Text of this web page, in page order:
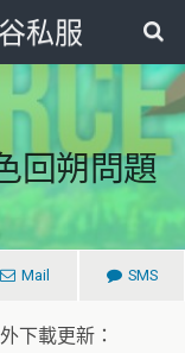
私服
回朔問題
Mail SMS
下載更新：